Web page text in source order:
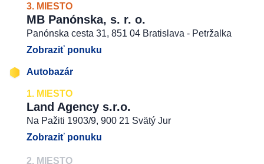
3. MIESTO
MB Panónska, s. r. o.
Panónska cesta 31, 851 04 Bratislava - Petržalka
Zobraziť ponuku
Autobazár
1. MIESTO
Land Agency s.r.o.
Na Pažiti 1903/9, 900 21 Svätý Jur
Zobraziť ponuku
2. MIESTO